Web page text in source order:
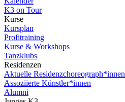
K3 on Tour
Kurse
Kursplan
Profitraining
Kurse & Workshops
Tanzklubs
Residenzen
Aktuelle Residenzchoreograph*innen
Assoziierte Künstler*innen
Alumni